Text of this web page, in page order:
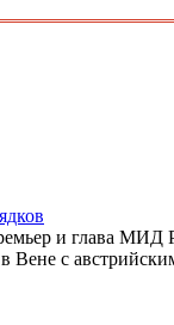
и глава
Вене с